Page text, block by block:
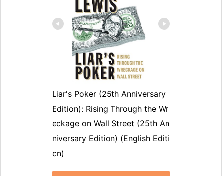
Liar's Poker (25th Anniversary
Edition): Rising Through the Wr
eckage on Wall Street (25th An
niversary Edition) (English Editi
on)